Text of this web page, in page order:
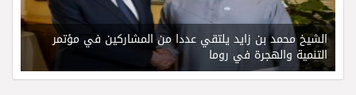
الشيخ محمد بن زايد يلتقي عددا من المشاركين في مؤتمر
التنمية والهجرة في روما